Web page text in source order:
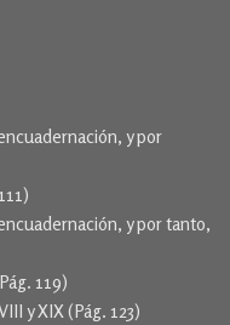
y por
y por tanto,
119)
y XIX (Pág. 123)